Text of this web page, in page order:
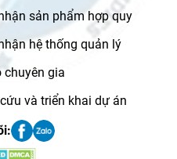
sản phẩm hợp quy
hệ thống quản lý
gia
và triển khai dự án